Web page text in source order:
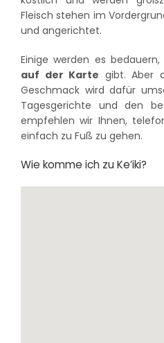
Fleisch stehen im
und angerichtet.
Einige werden es bedauern,
auf der Karte gibt. Aber
Geschmack wird dafür
Tagesgerichte und den
empfehlen wir Ihnen,
einfach zu Fuß zu gehen.
Wie komme ich zu Ke’iki?